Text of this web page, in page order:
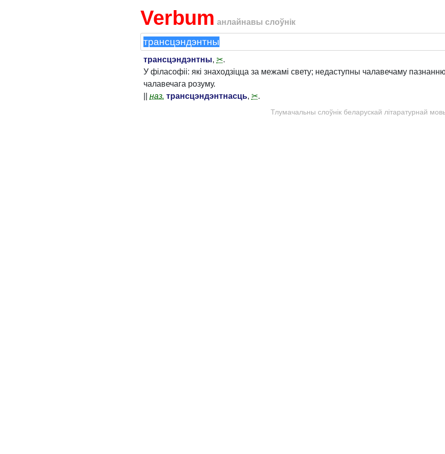
Verbum анлайнавы слоўнік
трансцэндэнтны, ✂.
У філасофіі: які знаходзіцца за межамі свету; недаступны чалавечаму
чалавечага розуму.
наз. трансцэндэнтнасць, ✂.
Тлумачальны слоўнік беларускай літаратурнай